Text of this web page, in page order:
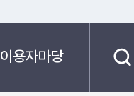
이용자마당